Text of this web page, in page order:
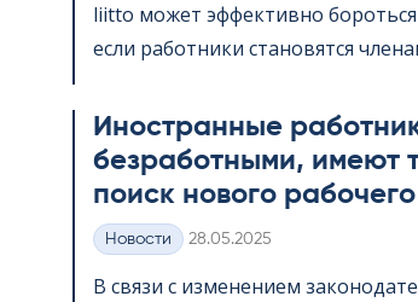
liitto может эффективно
если работники становятся
Иностранные
безработными, имеют
поиск нового
Категории
Hовости Kirjoitettu
28.05.2025
В связи с изменением